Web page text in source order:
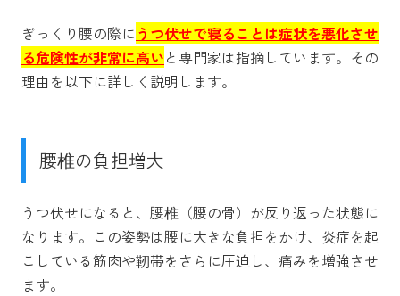
ぎっくり腰の際に うつ伏せで寝ることは症状を悪化させ
る危険性が非常に高いと専門家は指摘しています。その
理由を以下に詳しく説明します。
腰椎の負担増大
うつ伏せになると、腰椎（腰の骨）が反り返った状態に
なります。この姿勢は腰に大きな負担をかけ、炎症を起
こしている筋肉や靭帯をさらに圧迫し、痛みを増強させ
ます。